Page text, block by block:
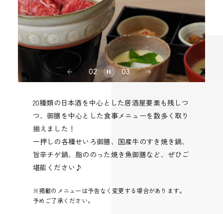
02 03
20種類の日本酒を中心とした居酒屋要素も残しつ
つ、御膳を中心とした食事メニューを数多く取り
揃えました！
一押しの各種せいろ御膳、国産牛のすき焼き鍋、
旨辛チゲ鍋、脂ののった焼き魚御膳など、ぜひご
堪能ください♪
※掲載のメニューは予告なく変更する場合があります。
予めご了承ください。